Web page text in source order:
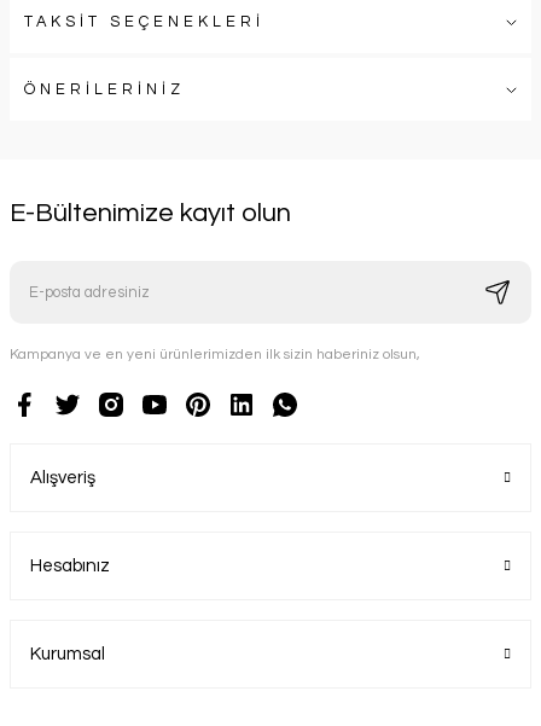
TAKSİT SEÇENEKLERİ
ÖNERİLERİNİZ
E-Bültenimize kayıt olun
Kampanya ve en yeni ürünlerimizden ilk sizin haberiniz olsun,
Alışveriş
Hesabınız
Kurumsal